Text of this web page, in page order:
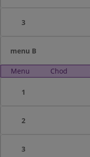
3
menu B
Menu Chod
1
2
3